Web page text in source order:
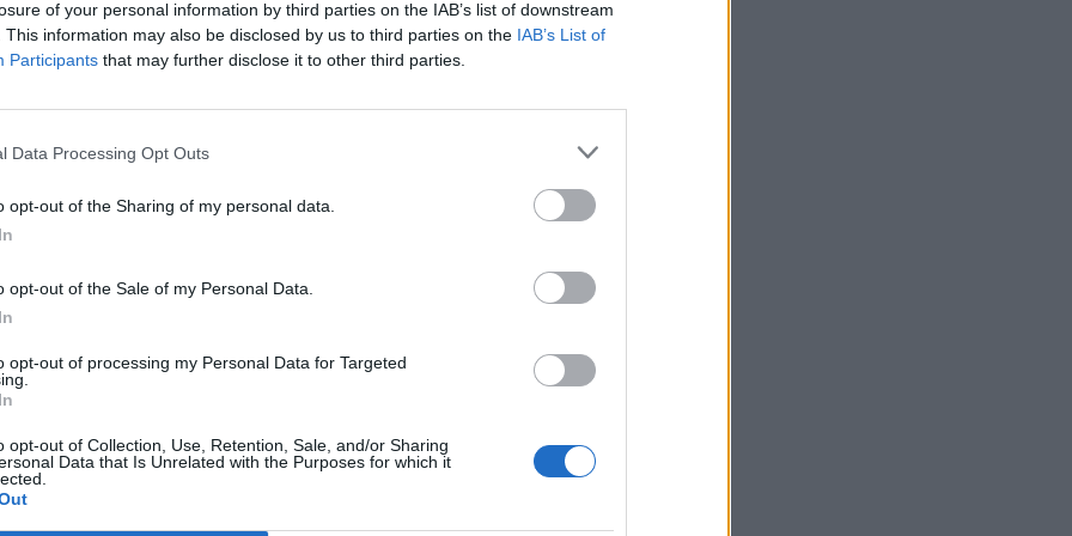
of your personal information by third parties on the IAB’s list of downstream
This information may also be disclosed by us to third parties on the IAB’s List of
Participants that may further disclose it to other third parties.
Data Processing Opt Outs
opt-out of the Sharing of my personal data.
opt-out of the Sale of my Personal Data.
opt-out of processing my Personal Data for Targeted
opt-out of Collection, Use, Retention, Sale, and/or Sharing
Data that Is Unrelated with the Purposes for which it
για τις λεφτοτσάντες στην καμένη Ηλεία
στελέχη που εμπλέκονται στον
στον ΟΠΕΚΕΠΕ οι κολλητοί…
κερνούνε, γιατί τσι Κρήτης οι Ελιές στην
στην Πελοπόννησο. Ο Τατούλης κατά
και μάθετε πρώτοιόλες τις ειδήσεις